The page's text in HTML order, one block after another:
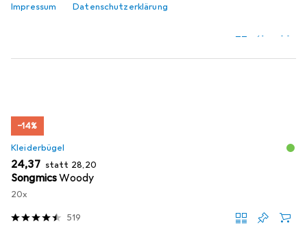
Impressum Datenschutzerklärung
LeifheitWäscheklammer
−14%
Kleiderbügel
EUR
24,37 statt EUR
28,20
SongmicsWoody
20x
519